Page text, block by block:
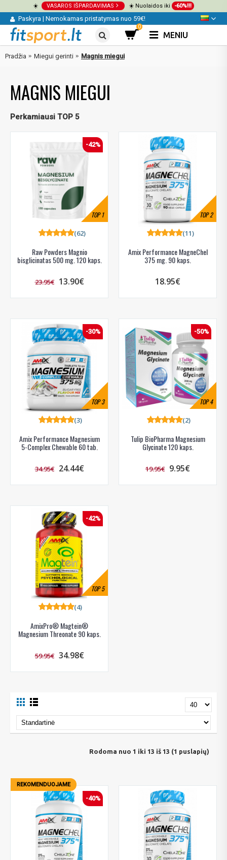
☀️ VASAROS IŠPARDAVIMAS ☀️ Nuolaidos iki -60%!!!
Paskyra | Nemokamas pristatymas nuo 59€!
0
MENIU
Pradžia Miegui gerinti Magnis miegui
MAGNIS MIEGUI
Perkamiausi TOP 5
TOP1
-42%
Raw Powders Magnio
bisglicinatas 500 mg. 120 kaps.
(62)
23.95€ 13.90€
TOP2
Amix Performance MagneChel
375 mg. 90 kaps.
(11)
18.95€
TOP3
-30%
Amix Performance Magnesium
5-Complex Chewable 60 tab.
(3)
34.95€ 24.44€
TOP4
-50%
Tulip BioPharma Magnesium
Glycinate 120 kaps.
(2)
19.95€ 9.95€
TOP5
-42%
AmixPro® Magtein®
Magnesium Threonate 90 kaps.
(4)
59.95€ 34.98€
Rodoma nuo 1 iki 13 iš 13 (1 puslapių)
REKOMENDUOJAME
-40%